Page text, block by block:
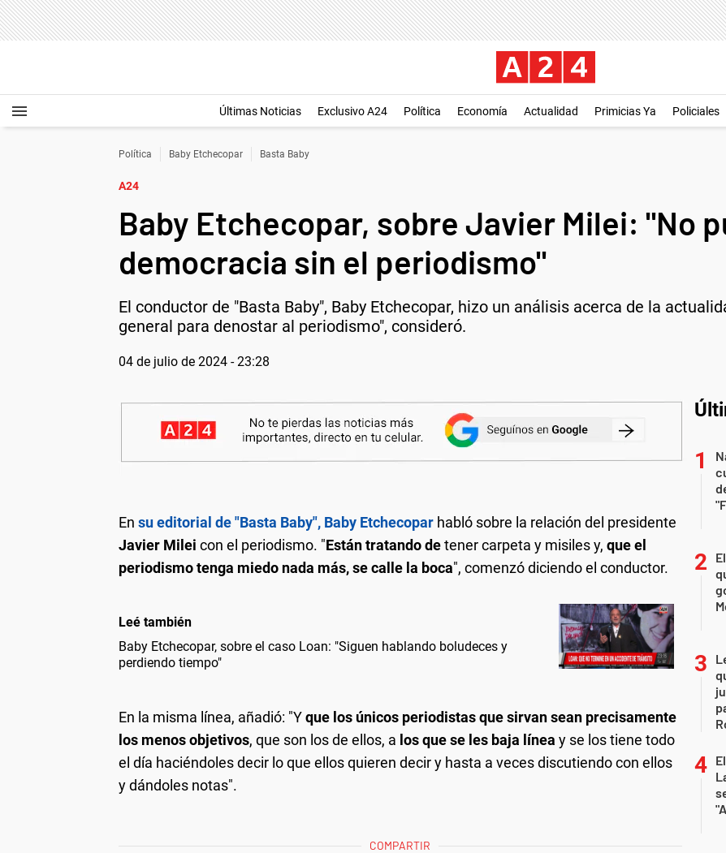
Últimas Noticias Exclusivo A24 Política Economía Actualidad Primicias Ya Policiales
Política Baby Etchecopar Basta Baby
A24
Baby Etchecopar, sobre Javier Milei: "No
democracia sin el periodismo"
El conductor de "Basta Baby", Baby Etchecopar, hizo un análisis acerca de la
general para denostar al periodismo", consideró.
04 de julio de 2024 - 23:28
En su editorial de "Basta Baby", Baby Etchecopar habló sobre la relación del presidente
Javier Milei con el periodismo. "Están tratando detener carpeta y misiles y, que el
periodismo tenga miedo nada más, se calle la boca", comenzó diciendo el conductor.
Leé también
Baby Etchecopar, sobre el caso Loan: "Siguen hablando boludeces y
perdiendo tiempo"
En la misma línea, añadió: "Yque los únicos periodistas que sirvan sean precisamente
los menos objetivos, que son los de ellos, a los que se les baja línea y se los tiene todo
el día haciéndoles decir lo que ellos quieren decir y hasta a veces discutiendo con ellos
y dándoles notas".
COMPARTIR